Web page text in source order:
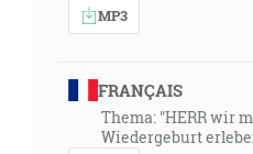
MP3
FRANÇAIS
Thema: "HERR wir
Wiedergeburt